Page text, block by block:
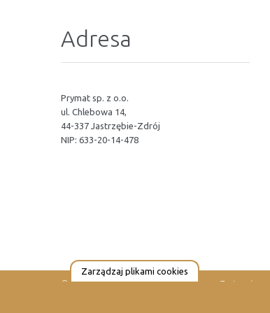
Adresa
Prymat sp. z o.o.
ul. Chlebowa 14,
44-337 Jastrzębie-Zdrój
NIP: 633-20-14-478
© 2023 PrymatGroup. Wszystkie Prawa Zastrzeżone.
Zarządzaj plikami cookies